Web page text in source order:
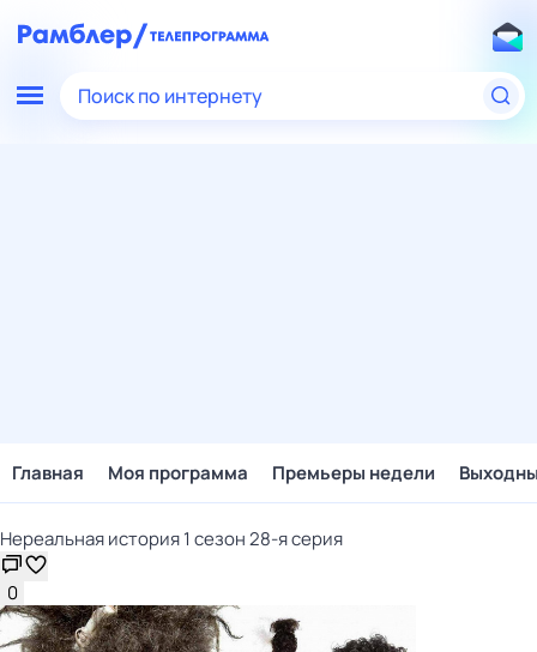
Поиск по интернету
Главная Моя программа Премьеры недели
Нереальная история 1 сезон 28-я серия
0